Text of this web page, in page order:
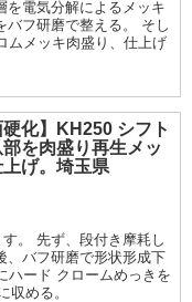
を電気分解によるメッキ
バフ研磨で整える。 そし
ムメッキ肉盛り、仕上げ
硬化】KH250 シフト
を肉盛り再生メッ
げ。埼玉県
。 先ず、段付き摩耗し
、バフ研磨で形状形成下
ハード クロームめっきを
収める。